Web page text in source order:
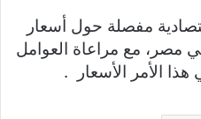
مفصلة حول أسعار
مصر، مع مراعاة العوامل
هذا الأمر الأسعار .